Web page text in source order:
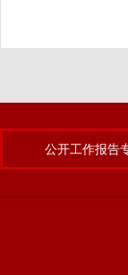
公开工作报告